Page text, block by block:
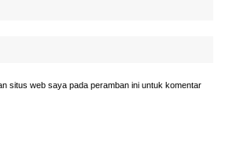
situs web saya pada peramban ini untuk komentar